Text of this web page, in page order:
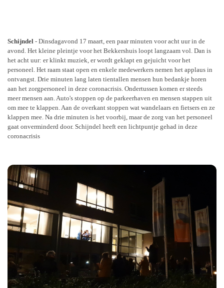
Schijndel - Dinsdagavond 17 maart, een paar minuten voor acht uur in de
avond. Het kleine pleintje voor het Bekkershuis loopt langzaam vol. Dan is
het acht uur: er klinkt muziek, er wordt geklapt en gejuicht voor het
personeel. Het raam staat open en enkele medewerkers nemen het applaus in
ontvangst. Drie minuten lang laten tientallen mensen hun bedankje horen
aan het zorgpersoneel in deze coronacrisis. Ondertussen komen er steeds
meer mensen aan. Auto's stoppen op de parkeerhaven en mensen stappen uit
om mee te klappen. Aan de overkant stoppen wat wandelaars en fietsers en ze
klappen mee. Na drie minuten is het voorbij, maar de zorg van het personeel
gaat onverminderd door. Schijndel heeft een lichtpuntje gehad in deze
coronacrisis